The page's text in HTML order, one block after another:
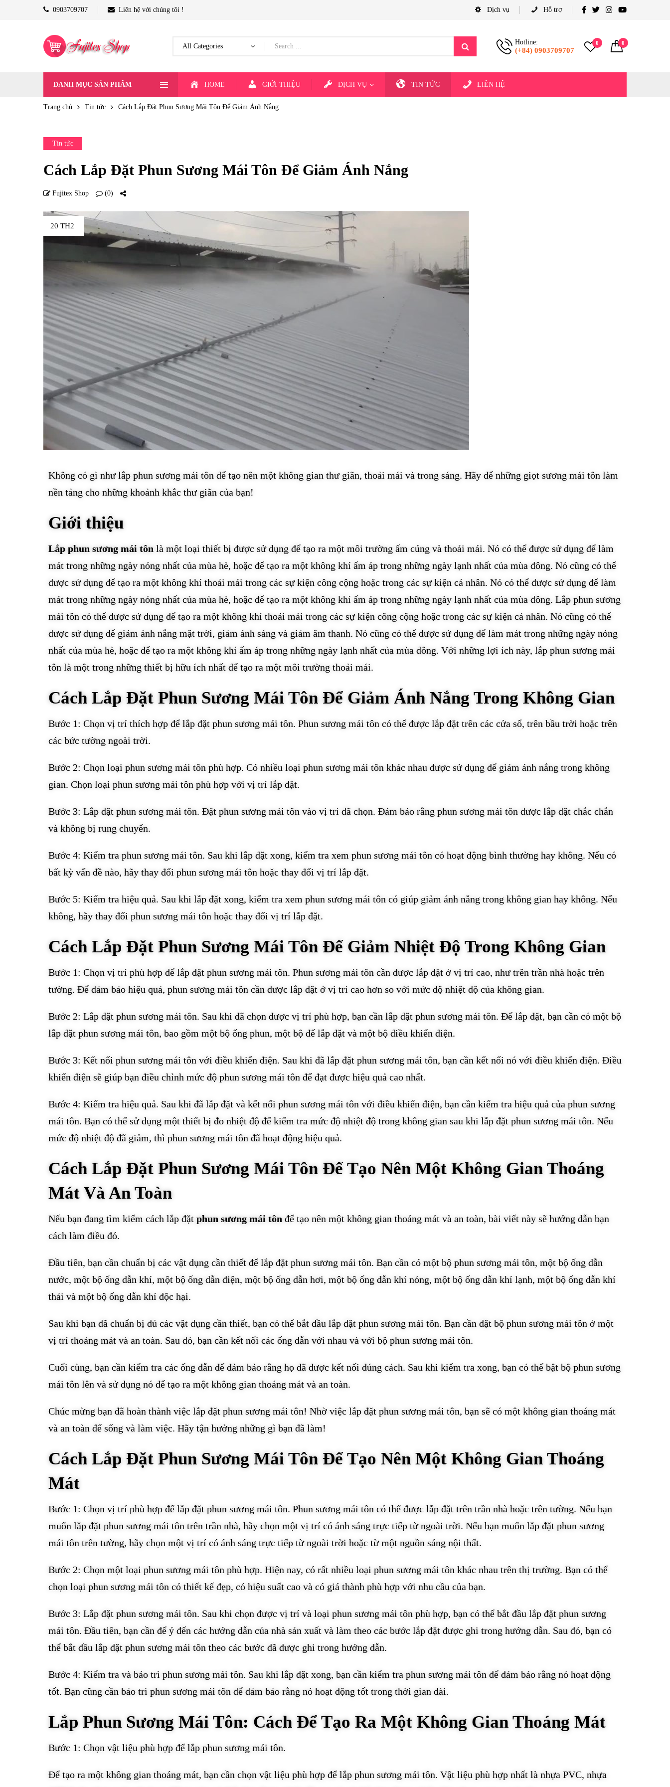
0903709707 Liên hệ với chúng tôi ! Dịch vụ Hỗ trợ
Hotline:
(+84) 0903709707
0 0
DANH MỤC SẢN PHẨM HOME GIỚI THIỆU DỊCH VỤ TIN TỨC LIÊN HỆ
Trang chủ Tin tức Cách Lắp Đặt Phun Sương Mái Tôn Để Giảm Ánh Nắng
Tin tức
Cách Lắp Đặt Phun Sương Mái Tôn Để Giảm Ánh Nắng
Fujitex Shop (0)
20 TH2
Không có gì như lắp phun sương mái tôn để tạo nên một không gian thư giãn, thoải mái và trong sáng. Hãy để những giọt sương mái tôn làm
nền tảng cho những khoảnh khắc thư giãn của bạn!
Giới thiệu
Lắp phun sương mái tôn là một loại thiết bị được sử dụng để tạo ra một môi trường ấm cúng và thoải mái. Nó có thể được sử dụng để làm
mát trong những ngày nóng nhất của mùa hè, hoặc để tạo ra một không khí ấm áp trong những ngày lạnh nhất của mùa đông. Nó cũng có thể
được sử dụng để tạo ra một không khí thoải mái trong các sự kiện công cộng hoặc trong các sự kiện cá nhân. Nó có thể được sử dụng để làm
mát trong những ngày nóng nhất của mùa hè, hoặc để tạo ra một không khí ấm áp trong những ngày lạnh nhất của mùa đông. Lắp phun sương
mái tôn có thể được sử dụng để tạo ra một không khí thoải mái trong các sự kiện công cộng hoặc trong các sự kiện cá nhân. Nó cũng có thể
được sử dụng để giảm ánh nắng mặt trời, giảm ánh sáng và giảm âm thanh. Nó cũng có thể được sử dụng để làm mát trong những ngày nóng
nhất của mùa hè, hoặc để tạo ra một không khí ấm áp trong những ngày lạnh nhất của mùa đông. Với những lợi ích này, lắp phun sương mái
tôn là một trong những thiết bị hữu ích nhất để tạo ra một môi trường thoải mái.
Cách Lắp Đặt Phun Sương Mái Tôn Để Giảm Ánh Nắng Trong Không Gian
Bước 1: Chọn vị trí thích hợp để lắp đặt phun sương mái tôn. Phun sương mái tôn có thể được lắp đặt trên các cửa sổ, trên bầu trời hoặc trên
các bức tường ngoài trời.
Bước 2: Chọn loại phun sương mái tôn phù hợp. Có nhiều loại phun sương mái tôn khác nhau được sử dụng để giảm ánh nắng trong không
gian. Chọn loại phun sương mái tôn phù hợp với vị trí lắp đặt.
Bước 3: Lắp đặt phun sương mái tôn. Đặt phun sương mái tôn vào vị trí đã chọn. Đảm bảo rằng phun sương mái tôn được lắp đặt chắc chắn
và không bị rung chuyển.
Bước 4: Kiểm tra phun sương mái tôn. Sau khi lắp đặt xong, kiểm tra xem phun sương mái tôn có hoạt động bình thường hay không. Nếu có
bất kỳ vấn đề nào, hãy thay đổi phun sương mái tôn hoặc thay đổi vị trí lắp đặt.
Bước 5: Kiểm tra hiệu quả. Sau khi lắp đặt xong, kiểm tra xem phun sương mái tôn có giúp giảm ánh nắng trong không gian hay không. Nếu
không, hãy thay đổi phun sương mái tôn hoặc thay đổi vị trí lắp đặt.
Cách Lắp Đặt Phun Sương Mái Tôn Để Giảm Nhiệt Độ Trong Không Gian
Bước 1: Chọn vị trí phù hợp để lắp đặt phun sương mái tôn. Phun sương mái tôn cần được lắp đặt ở vị trí cao, như trên trần nhà hoặc trên
tường. Để đảm bảo hiệu quả, phun sương mái tôn cần được lắp đặt ở vị trí cao hơn so với mức độ nhiệt độ của không gian.
Bước 2: Lắp đặt phun sương mái tôn. Sau khi đã chọn được vị trí phù hợp, bạn cần lắp đặt phun sương mái tôn. Để lắp đặt, bạn cần có một bộ
lắp đặt phun sương mái tôn, bao gồm một bộ ống phun, một bộ đế lắp đặt và một bộ điều khiển điện.
Bước 3: Kết nối phun sương mái tôn với điều khiển điện. Sau khi đã lắp đặt phun sương mái tôn, bạn cần kết nối nó với điều khiển điện. Điều
khiển điện sẽ giúp bạn điều chỉnh mức độ phun sương mái tôn để đạt được hiệu quả cao nhất.
Bước 4: Kiểm tra hiệu quả. Sau khi đã lắp đặt và kết nối phun sương mái tôn với điều khiển điện, bạn cần kiểm tra hiệu quả của phun sương
mái tôn. Bạn có thể sử dụng một thiết bị đo nhiệt độ để kiểm tra mức độ nhiệt độ trong không gian sau khi lắp đặt phun sương mái tôn. Nếu
mức độ nhiệt độ đã giảm, thì phun sương mái tôn đã hoạt động hiệu quả.
Cách Lắp Đặt Phun Sương Mái Tôn Để Tạo Nên Một Không Gian Thoáng
Mát Và An Toàn
Nếu bạn đang tìm kiếm cách lắp đặt phun sương mái tôn để tạo nên một không gian thoáng mát và an toàn, bài viết này sẽ hướng dẫn bạn
cách làm điều đó.
Đầu tiên, bạn cần chuẩn bị các vật dụng cần thiết để lắp đặt phun sương mái tôn. Bạn cần có một bộ phun sương mái tôn, một bộ ống dẫn
nước, một bộ ống dẫn khí, một bộ ống dẫn điện, một bộ ống dẫn hơi, một bộ ống dẫn khí nóng, một bộ ống dẫn khí lạnh, một bộ ống dẫn khí
thải và một bộ ống dẫn khí độc hại.
Sau khi bạn đã chuẩn bị đủ các vật dụng cần thiết, bạn có thể bắt đầu lắp đặt phun sương mái tôn. Bạn cần đặt bộ phun sương mái tôn ở một
vị trí thoáng mát và an toàn. Sau đó, bạn cần kết nối các ống dẫn với nhau và với bộ phun sương mái tôn.
Cuối cùng, bạn cần kiểm tra các ống dẫn để đảm bảo rằng họ đã được kết nối đúng cách. Sau khi kiểm tra xong, bạn có thể bật bộ phun sương
mái tôn lên và sử dụng nó để tạo ra một không gian thoáng mát và an toàn.
Chúc mừng bạn đã hoàn thành việc lắp đặt phun sương mái tôn! Nhờ việc lắp đặt phun sương mái tôn, bạn sẽ có một không gian thoáng mát
và an toàn để sống và làm việc. Hãy tận hưởng những gì bạn đã làm!
Cách Lắp Đặt Phun Sương Mái Tôn Để Tạo Nên Một Không Gian Thoáng
Mát
Bước 1: Chọn vị trí phù hợp để lắp đặt phun sương mái tôn. Phun sương mái tôn có thể được lắp đặt trên trần nhà hoặc trên tường. Nếu bạn
muốn lắp đặt phun sương mái tôn trên trần nhà, hãy chọn một vị trí có ánh sáng trực tiếp từ ngoài trời. Nếu bạn muốn lắp đặt phun sương
mái tôn trên tường, hãy chọn một vị trí có ánh sáng trực tiếp từ ngoài trời hoặc từ một nguồn sáng nội thất.
Bước 2: Chọn một loại phun sương mái tôn phù hợp. Hiện nay, có rất nhiều loại phun sương mái tôn khác nhau trên thị trường. Bạn có thể
chọn loại phun sương mái tôn có thiết kế đẹp, có hiệu suất cao và có giá thành phù hợp với nhu cầu của bạn.
Bước 3: Lắp đặt phun sương mái tôn. Sau khi chọn được vị trí và loại phun sương mái tôn phù hợp, bạn có thể bắt đầu lắp đặt phun sương
mái tôn. Đầu tiên, bạn cần để ý đến các hướng dẫn của nhà sản xuất và làm theo các bước lắp đặt được ghi trong hướng dẫn. Sau đó, bạn có
thể bắt đầu lắp đặt phun sương mái tôn theo các bước đã được ghi trong hướng dẫn.
Bước 4: Kiểm tra và bảo trì phun sương mái tôn. Sau khi lắp đặt xong, bạn cần kiểm tra phun sương mái tôn để đảm bảo rằng nó hoạt động
tốt. Bạn cũng cần bảo trì phun sương mái tôn để đảm bảo rằng nó hoạt động tốt trong thời gian dài.
Lắp Phun Sương Mái Tôn: Cách Để Tạo Ra Một Không Gian Thoáng Mát
Bước 1: Chọn vật liệu phù hợp để lắp phun sương mái tôn.
Để tạo ra một không gian thoáng mát, bạn cần chọn vật liệu phù hợp để lắp phun sương mái tôn. Vật liệu phù hợp nhất là nhựa PVC, nhựa